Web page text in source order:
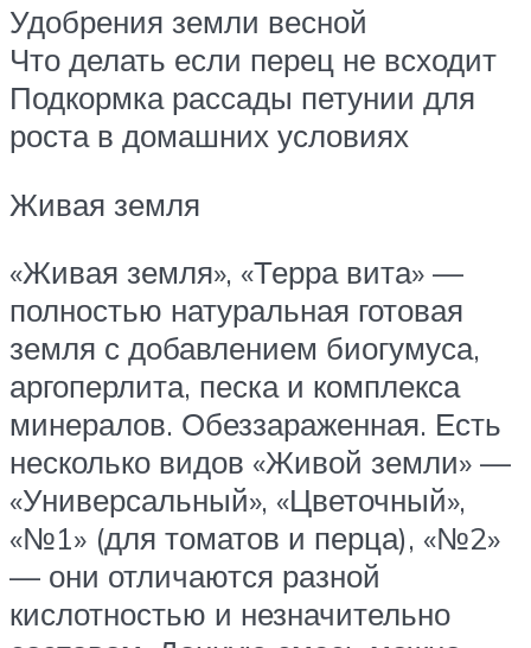
Удобрения земли весной
Что делать если перец не всходит
Подкормка рассады петунии для
роста в домашних условиях
Живая земля
«Живая земля», «Терра вита» —
полностью натуральная готовая
земля с добавлением биогумуса,
аргоперлита, песка и комплекса
минералов. Обеззараженная. Есть
несколько видов «Живой земли» —
«Универсальный», «Цветочный»,
«№1» (для томатов и перца), «№2»
— они отличаются разной
кислотностью и незначительно